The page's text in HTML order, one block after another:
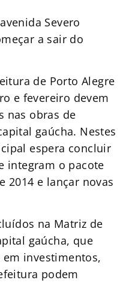
Severo
a sair do
de Porto Alegre
e fevereiro devem
nas obras de
gaúcha. Nestes
espera concluir
integram o pacote
2014 e lançar novas
na Matriz de
gaúcha, que
em investimentos,
podem